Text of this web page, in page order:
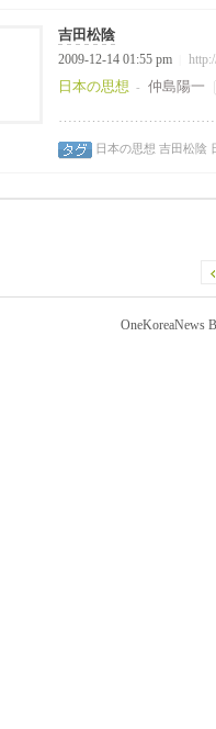
吉田松陰
2009-12-14 01:55 pm
日本の思想 -
仲島陽一
日本の思想 吉田松陰
OneKoreaNews